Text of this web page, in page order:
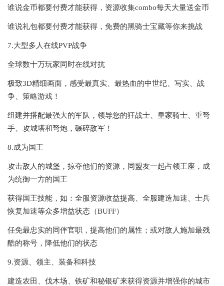
谁说金币都要付费才能获得，资源收集combo每天大量送金币
谁说礼包都要付费才能获得，免费的黑骑士宝藏等你来挑战
7.大型多人在线PVP战争
全球数十万玩家同时在线对抗
极致3D精细画面，感受最真实、最热血的中世纪、写实、战
争、策略游戏！
组建并搭配最强大的军队，领导您的狂战士、皇家骑士、重弩
手、攻城塔和弩炮，碾碎敌军！
8.成为国王
攻击敌人的城堡，掠夺他们的资源，同盟友一起占领王座，成
为统御一方的国王
获得国王技能，如：全服资源收益提高、全服建造加速、士兵
恢复加速等众多增益状态（BUFF）
任免最忠实的同伴官职，提高他们的属性；或对敌人施加最残
酷的称号，降低他们的状态
9.资源、领主、装备和科技
建造农田、伐木场、铁矿和秘银矿来获得资源并增强你的城市